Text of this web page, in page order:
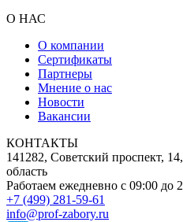
О НАС
О компании
Сертификаты
Партнеры
Мнение о нас
Новости
Вакансии
КОНТАКТЫ
141282, Советский проспект,
область
Работаем ежедневно с 09:00 до
+7 (499) 281-59-61
info@prof-zabory.ru